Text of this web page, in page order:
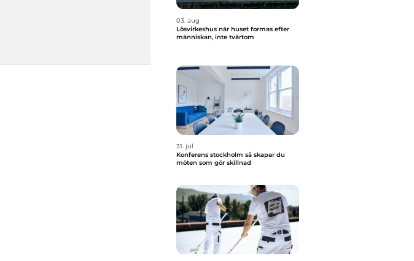
03. aug
Lösvirkeshus när huset formas efter
människan, inte tvärtom
31. jul
Konferens stockholm så skapar du
möten som gör skillnad